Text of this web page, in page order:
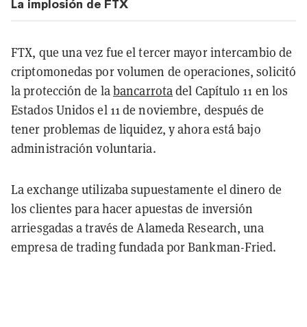
La implosión de FTX
FTX, que una vez fue el tercer mayor intercambio de
criptomonedas por volumen de operaciones, solicitó
la protección de labancarrotadel Capítulo 11 en los
Estados Unidos el 11 de noviembre, después de
tener problemas de liquidez, y ahora está bajo
administración voluntaria.
La exchange utilizaba supuestamente el dinero de
los clientes para hacer apuestas de inversión
arriesgadas a través de Alameda Research, una
empresa de trading fundada por Bankman-Fried.